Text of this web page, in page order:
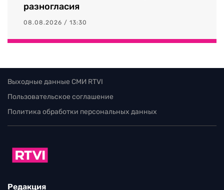
разногласия
08.08.2026 / 13:30
Выходные данные СМИ RTVI
Пользовательское соглашение
Политика обработки персональных данных
Редакция